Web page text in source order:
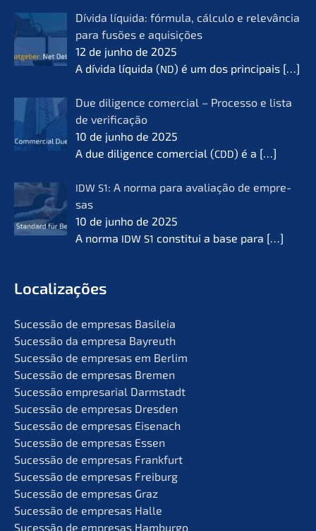
Dívida líqui­da: fórmu­la, cálcu­lo e relevân­cia
para fusões e aquisi­ções
12 de junho de 2025
A dívida líqui­da (ND) é um dos princi­pais […]
Due diligence comer­cial – Proces­so e lista
de verifi­ca­ção
10 de junho de 2025
A due diligence comer­cial (CDD) é a […]
IDW S1: A norma para avalia­ção de empre­
sas
10 de junho de 2025
A norma IDW S1 consti­tui a base para […]
Locali­za­ções
Suces­são de empre­sas Basileia
Suces­são da empre­sa Bayreuth
Suces­são de empre­sas em Berlim
Suces­são de empre­sas Bremen
Suces­são empre­sa­ri­al Darmstadt
Suces­são de empre­sas Dresden
Suces­são de empre­sas Eisenach
Suces­são de empre­sas Essen
Suces­são de empre­sas Frankfurt
Suces­são de empre­sas Freiburg
Suces­são de empre­sas Graz
Suces­são de empre­sas Halle
Suces­são de empre­sas Hamburgo